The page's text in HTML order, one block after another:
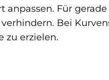
Für
Bei
zu erzielen.